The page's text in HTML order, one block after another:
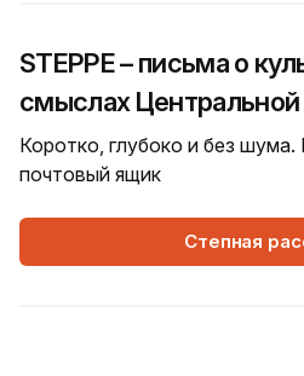
STEPPE – письма о
смыслах Центральной
Коротко, глубоко и без
почтовый ящик
Степная